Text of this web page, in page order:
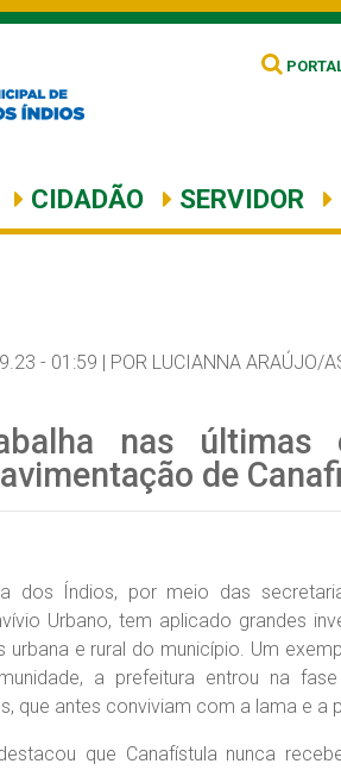
CIDADÃO SERVIDOR
- 01:59 | POR LUCIANNA ARAÚJO/
nas
de
dos Índios, por meio das
Urbano, tem aplicado grandes
urbana e rural do município. Um
a prefeitura entrou na
que antes conviviam com a lama e a
que Canafístula nunca